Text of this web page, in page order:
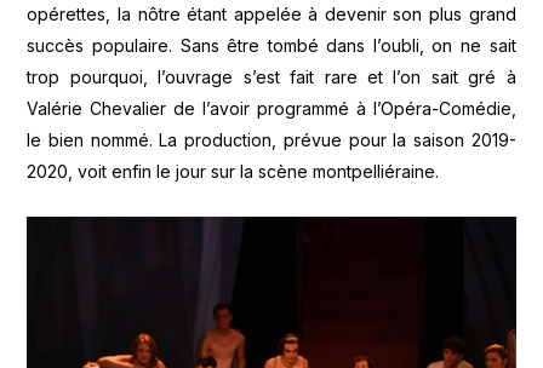
opérettes, la nôtre étant appelée à devenir son plus grand
succès populaire. Sans être tombé dans l’oubli, on ne sait
trop pourquoi, l’ouvrage s’est fait rare et l’on sait gré à
Valérie Chevalier de l’avoir programmé à l’Opéra-Comédie,
le bien nommé. La production, prévue pour la saison 2019-
2020, voit enfin le jour sur la scène montpelliéraine.